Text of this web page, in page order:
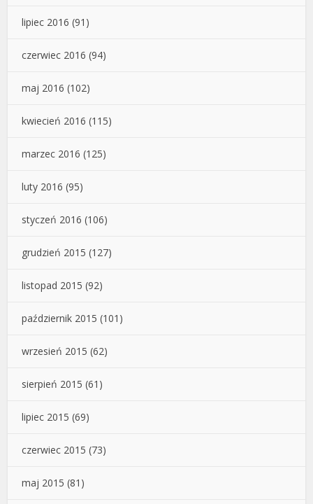
lipiec 2016 (91)
czerwiec 2016 (94)
maj 2016 (102)
kwiecień 2016 (115)
marzec 2016 (125)
luty 2016 (95)
styczeń 2016 (106)
grudzień 2015 (127)
listopad 2015 (92)
październik 2015 (101)
wrzesień 2015 (62)
sierpień 2015 (61)
lipiec 2015 (69)
czerwiec 2015 (73)
maj 2015 (81)